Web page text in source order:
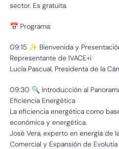
sector. Es gratuita.
📅 Programa:
09:15 ✨ Bienvenida y
Representante de IVACE+i
Lucía Pascual, Presidenta de la
09:30 🔍 Introducción al
Eficiencia Energética
La eficiencia energética como
económica y energética.
José Vera, experto en energía de
Comercial y Expansión de Evolutia